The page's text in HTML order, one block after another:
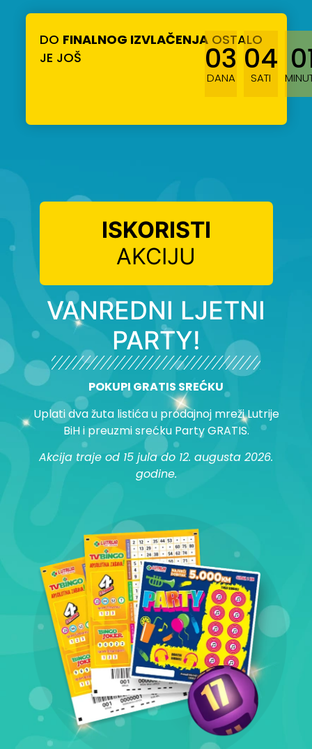
DO FINALNOG IZVLAČENJAOSTALO
JE JOŠ
03
DANA
04
SATI
ISKORISTI
AKCIJU
VANREDNI LJETNI
PARTY!
POKUPI GRATIS SREĆKU
Uplati dva žuta listića u prodajnoj mreži Lutrije
BiH i preuzmi srećku Party GRATIS.
Akcija traje od 15 jula do 12. augusta 2026.
godine.